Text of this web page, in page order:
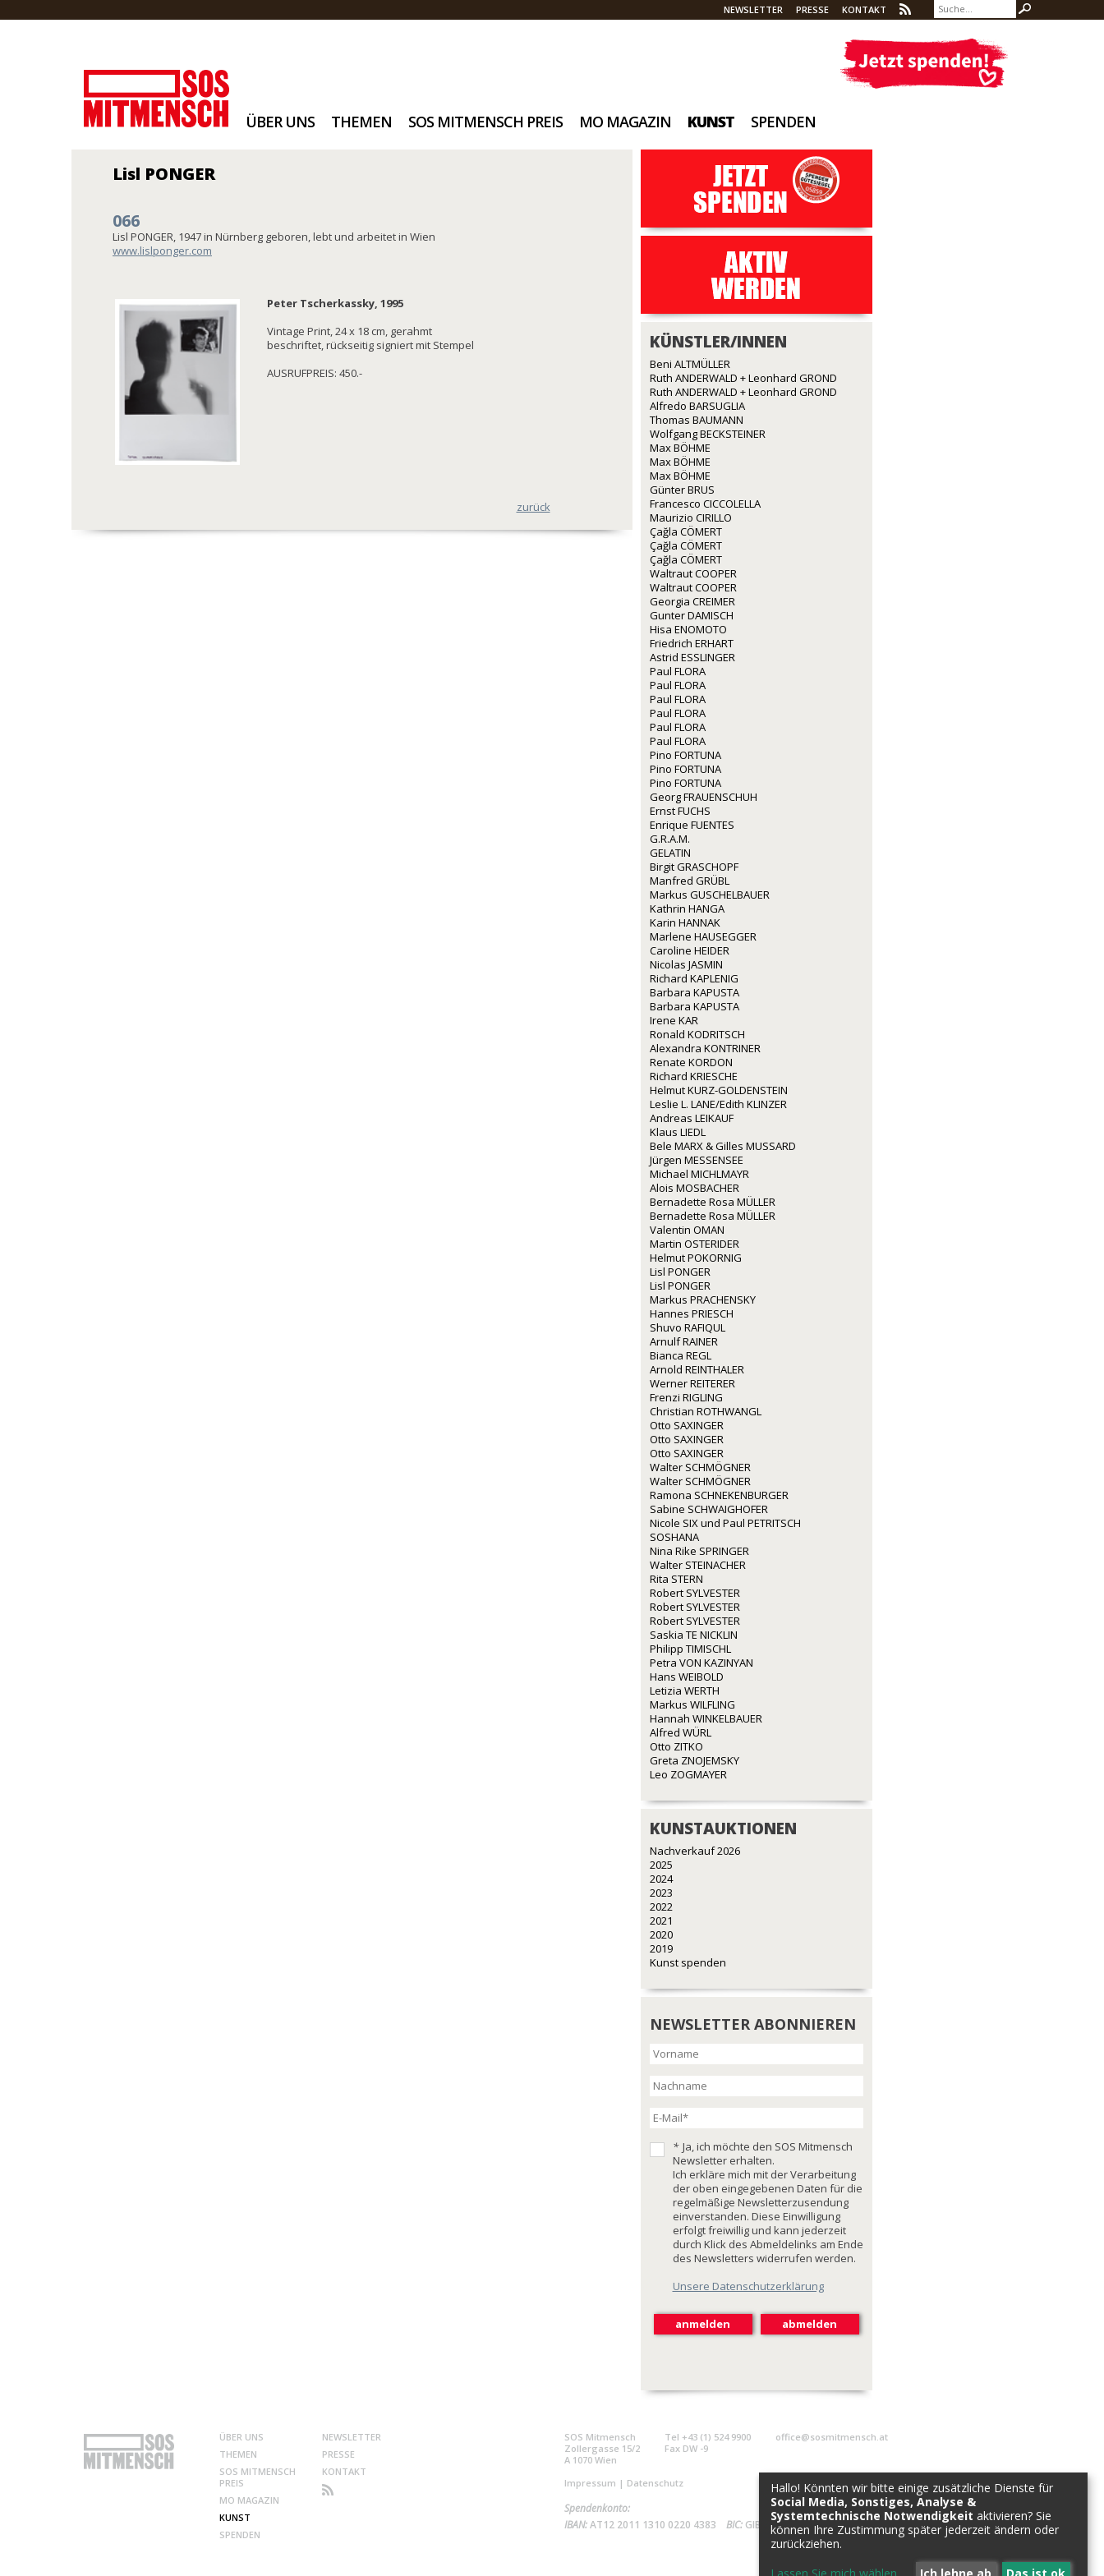
NEWSLETTER PRESSE KONTAKT
ÜBER UNS THEMEN SOS MITMENSCH PREIS MO MAGAZIN KUNST SPENDEN
Lisl PONGER
066
Lisl PONGER, 1947 in Nürnberg geboren, lebt und arbeitet in Wien
www.lislponger.com
Peter Tscherkassky, 1995
Vintage Print, 24 x 18 cm, gerahmt
beschriftet, rückseitig signiert mit Stempel
AUSRUFPREIS: 450.-
zurück
KÜNSTLER/INNEN
Beni ALTMÜLLER
Ruth ANDERWALD + Leonhard GROND
Ruth ANDERWALD + Leonhard GROND
Alfredo BARSUGLIA
Thomas BAUMANN
Wolfgang BECKSTEINER
Max BÖHME
Max BÖHME
Max BÖHME
Günter BRUS
Francesco CICCOLELLA
Maurizio CIRILLO
Çağla CÖMERT
Çağla CÖMERT
Çağla CÖMERT
Waltraut COOPER
Waltraut COOPER
Georgia CREIMER
Gunter DAMISCH
Hisa ENOMOTO
Friedrich ERHART
Astrid ESSLINGER
Paul FLORA
Paul FLORA
Paul FLORA
Paul FLORA
Paul FLORA
Paul FLORA
Pino FORTUNA
Pino FORTUNA
Pino FORTUNA
Georg FRAUENSCHUH
Ernst FUCHS
Enrique FUENTES
G.R.A.M.
GELATIN
Birgit GRASCHOPF
Manfred GRÜBL
Markus GUSCHELBAUER
Kathrin HANGA
Karin HANNAK
Marlene HAUSEGGER
Caroline HEIDER
Nicolas JASMIN
Richard KAPLENIG
Barbara KAPUSTA
Barbara KAPUSTA
Irene KAR
Ronald KODRITSCH
Alexandra KONTRINER
Renate KORDON
Richard KRIESCHE
Helmut KURZ-GOLDENSTEIN
Leslie L. LANE/Edith KLINZER
Andreas LEIKAUF
Klaus LIEDL
Bele MARX & Gilles MUSSARD
Jürgen MESSENSEE
Michael MICHLMAYR
Alois MOSBACHER
Bernadette Rosa MÜLLER
Bernadette Rosa MÜLLER
Valentin OMAN
Martin OSTERIDER
Helmut POKORNIG
Lisl PONGER
Lisl PONGER
Markus PRACHENSKY
Hannes PRIESCH
Shuvo RAFIQUL
Arnulf RAINER
Bianca REGL
Arnold REINTHALER
Werner REITERER
Frenzi RIGLING
Christian ROTHWANGL
Otto SAXINGER
Otto SAXINGER
Otto SAXINGER
Walter SCHMÖGNER
Walter SCHMÖGNER
Ramona SCHNEKENBURGER
Sabine SCHWAIGHOFER
Nicole SIX und Paul PETRITSCH
SOSHANA
Nina Rike SPRINGER
Walter STEINACHER
Rita STERN
Robert SYLVESTER
Robert SYLVESTER
Robert SYLVESTER
Saskia TE NICKLIN
Philipp TIMISCHL
Petra VON KAZINYAN
Hans WEIBOLD
Letizia WERTH
Markus WILFLING
Hannah WINKELBAUER
Alfred WÜRL
Otto ZITKO
Greta ZNOJEMSKY
Leo ZOGMAYER
KUNSTAUKTIONEN
Nachverkauf 2026
2025
2024
2023
2022
2021
2020
2019
Kunst spenden
NEWSLETTER ABONNIEREN
* Ja, ich möchte den SOS Mitmensch
Newsletter erhalten.
Ich erkläre mich mit der Verarbeitung
der oben eingegebenen Daten für die
regelmäßige Newsletterzusendung
einverstanden. Diese Einwilligung
erfolgt freiwillig und kann jederzeit
durch Klick des Abmeldelinks am Ende
des Newsletters widerrufen werden.
Unsere Datenschutzerklärung
ÜBER UNS
THEMEN
SOS MITMENSCH
PREIS
MO MAGAZIN
KUNST
SPENDEN
NEWSLETTER
PRESSE
KONTAKT
SOS Mitmensch
Zollergasse 15/2
A 1070 Wien
Tel +43 (1) 524 9900
Fax DW -9
office@sosmitmensch.at
Impressum | Datenschutz
Spendenkonto:
IBAN:AT12 2011 1310 0220 4383 BIC: GIBAATWWXXX
Hallo! Könnten wir bitte einige zusätzliche Dienste für
Social Media, Sonstiges, Analyse &
Systemtechnische Notwendigkeit aktivieren? Sie
können Ihre Zustimmung später jederzeit ändern oder
zurückziehen.